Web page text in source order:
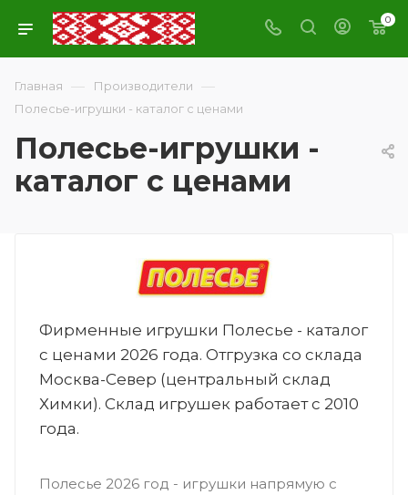
0
Главная — Производители —
Полесье-игрушки - каталог с ценами
Полесье-игрушки -
каталог с ценами
Фирменные игрушки Полесье - каталог
с ценами 2026 года. Отгрузка со склада
Москва-Север (центральный склад
Химки). Склад игрушек работает с 2010
года.
Полесье 2026 год - игрушки напрямую с